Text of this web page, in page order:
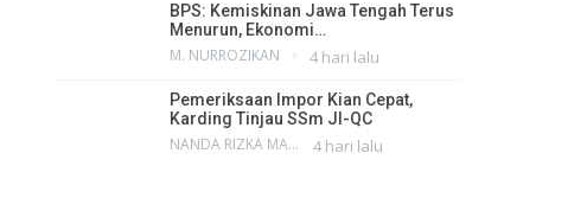
BPS: Kemiskinan Jawa Tengah Terus
Menurun, Ekonomi…
M. NURROZIKAN 4 hari lalu
Pemeriksaan Impor Kian Cepat,
Karding Tinjau SSm JI-QC
NANDA RIZKA MAHENDRA 4 hari lalu